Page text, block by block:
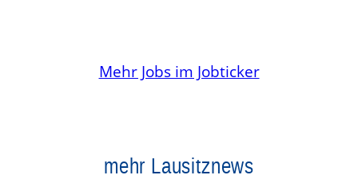
Mehr Jobs im Jobticker
mehr Lausitznews